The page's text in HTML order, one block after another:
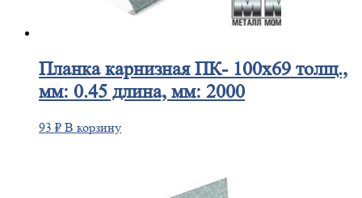
Планкакарнизная ПК- 100х69 толщ.,
мм: 0.45 длина, мм: 2000
93 ₽ В корзину